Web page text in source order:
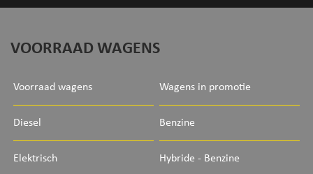
VOORRAAD WAGENS
Voorraad wagens Wagens in promotie
Diesel Benzine
Elektrisch Hybride - Benzine